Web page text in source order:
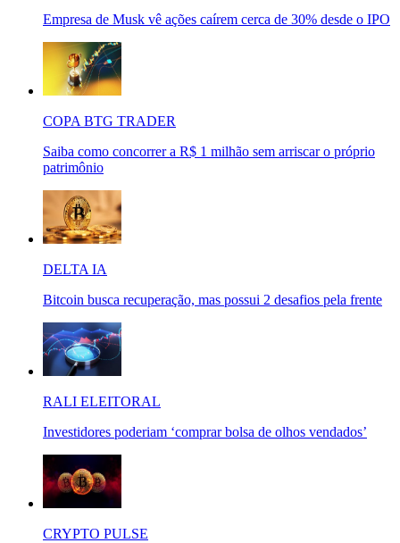
Empresa de Musk vê ações caírem cerca de 30% desde o IPO
COPA BTG TRADER
Saiba como concorrer a R$ 1 milhão sem arriscar o próprio
patrimônio
DELTA IA
Bitcoin busca recuperação, mas possui 2 desafios pela frente
RALI ELEITORAL
Investidores poderiam ‘comprar bolsa de olhos vendados’
CRYPTO PULSE